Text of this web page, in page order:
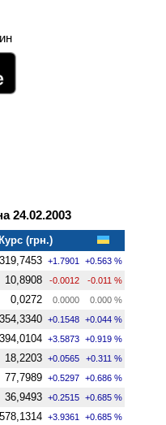
24.02.2003
Курс (грн.)
319,7453 +1.7901 +0.563 %
10,8908 -0.0012 -0.011 %
0,0272 0.0000 0.000 %
354,3340 +0.1548 +0.044 %
394,0104 +3.5873 +0.919 %
18,2203 +0.0565 +0.311 %
77,7989 +0.5297 +0.686 %
36,9493 +0.2515 +0.685 %
578,1314 +3.9361 +0.685 %